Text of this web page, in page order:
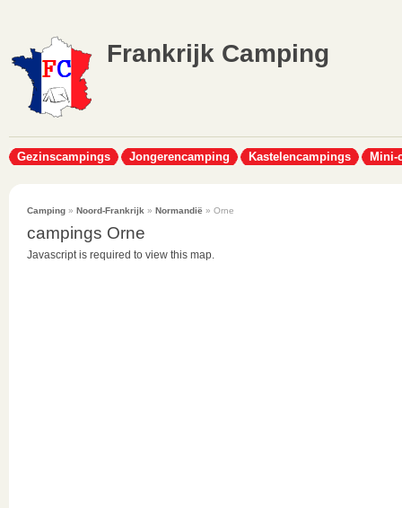
Frankrijk Camping
Gezinscampings Jongerencamping Kastelencampings Mini-
Camping » Noord-Frankrijk » Normandië » Orne
campings Orne
Javascript is required to view this map.